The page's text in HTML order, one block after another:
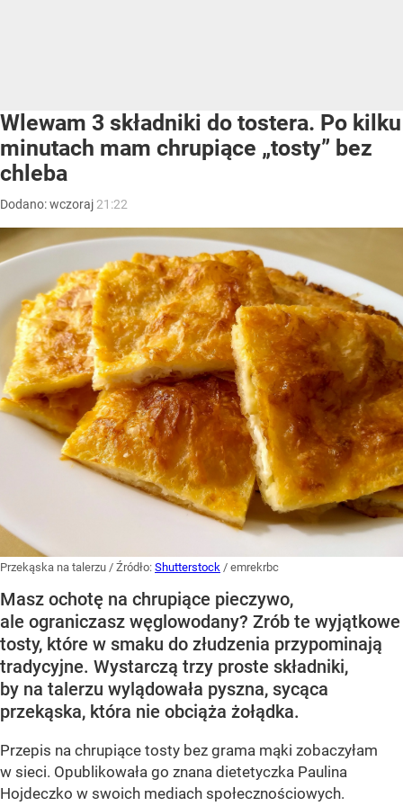
Wlewam 3 składniki do tostera. Po kilku
minutach mam chrupiące „tosty” bez
chleba
Dodano:wczoraj 21:22
Przekąska na talerzu / Źródło: Shutterstock / emrekrbc
Masz ochotę na chrupiące pieczywo,
ale ograniczasz węglowodany? Zrób te wyjątkowe
tosty, które w smaku do złudzenia przypominają
tradycyjne. Wystarczą trzy proste składniki,
by na talerzu wylądowała pyszna, sycąca
przekąska, która nie obciąża żołądka.
Przepis na chrupiące tosty bez grama mąki zobaczyłam
w sieci. Opublikowała go znana dietetyczka Paulina
Hojdeczko w swoich mediach społecznościowych.